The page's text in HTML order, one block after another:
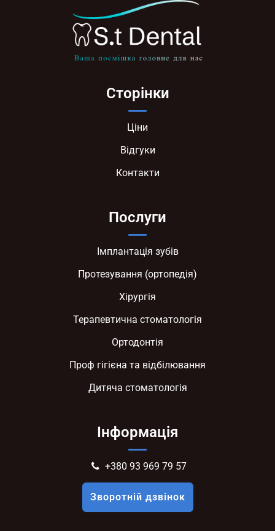
Сторінки
Ціни
Відгуки
Контакти
Послуги
Імплантація зубів
Протезування (ортопедія)
Хірургія
Терапевтична стоматологія
Ортодонтія
Проф гігієна та відбілювання
Дитяча стоматологія
Інформація
+380 93 969 79 57
Зворотній дзвінок